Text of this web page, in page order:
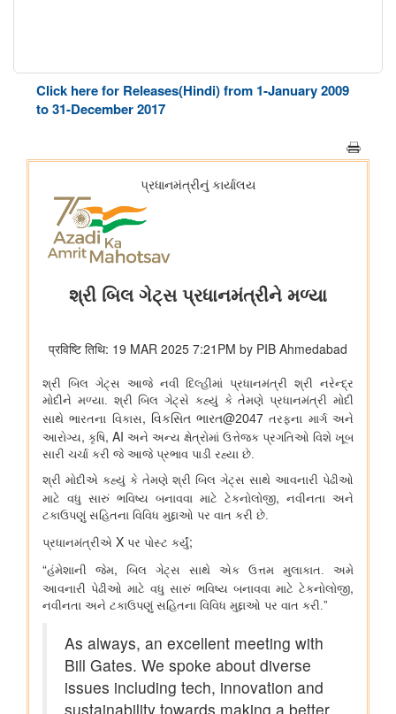
Click here for Releases(Hindi) from 1-January 2009
to 31-December 2017